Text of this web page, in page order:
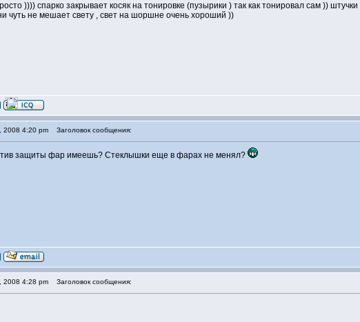
)))) спарко закрывает косяк на тонировке (пузырики ) так как тонировал сам ))
чуть не мешает свету , свет на шоршне очень хороший ))
2008 4:20 pm Заголовок сообщения:
защиты фар имеешь? Стеклышки еще в фарах не менял?
2008 4:28 pm Заголовок сообщения: